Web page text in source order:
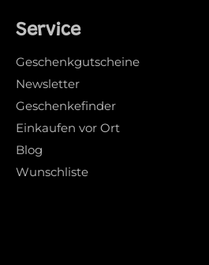
Service
Geschenkgutscheine
Newsletter
Geschenkefinder
Einkaufen vor Ort
Blog
Wunschliste